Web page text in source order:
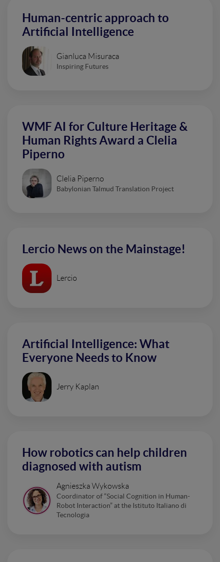
Human-centric approach to
Artificial Intelligence
Gianluca Misuraca
Inspiring Futures
WMF AI for Culture Heritage &
Human Rights Award a Clelia
Piperno
Clelia Piperno
Babylonian Talmud Translation Project
Lercio News on the Mainstage!
Lercio
Artificial Intelligence: What
Everyone Needs to Know
Jerry Kaplan
How robotics can help children
diagnosed with autism
Agnieszka Wykowska
Coordinator of “Social Cognition in Human-
Robot Interaction” at the Istituto Italiano di
Tecnologia